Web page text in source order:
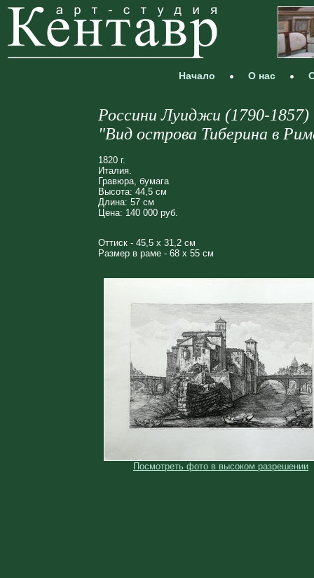
Начало О нас
Россини Луиджи (1790-1857)
"Вид острова Тиберина в
1820 г.
Италия.
Гравюра, бумага
Высота: 44,5 см
Длина: 57 см
Цена: 140 000 руб.
Оттиск - 45,5 х 31,2 см
Размер в раме - 68 х 55 см
Посмотреть фото в высоком разрешении